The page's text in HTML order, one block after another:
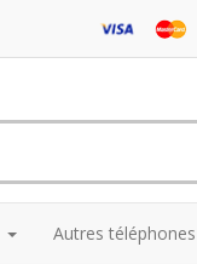
Autres téléphones